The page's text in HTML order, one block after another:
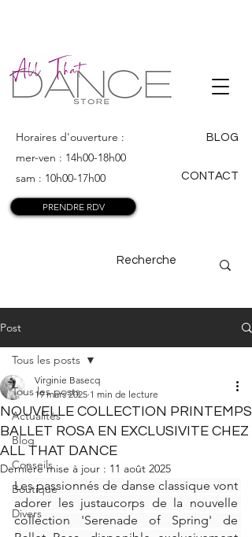
ALL THAT
DANCE
Horaires d'ouverture :
mer-ven : 14h00-18h00
sam : 10h00-17h00
BLOG
CONTACT
PRENDRE RDV
Post
Tous les posts
Actualités
Blog
Conseils
Boutique
Divers
Tous les posts
NOUVELLE COLLECTION PRINTEMPS
BALLET ROSA EN EXCLUSIVITE CHEZ
ALL THAT DANCE
Virginie Basecq
19 mars 2025 1 min de lecture
Dernière mise à jour : 11 août 2025
Les passionnés de danse classique vont
adorer les justaucorps de la nouvelle
collection 'Serenade of Spring' de